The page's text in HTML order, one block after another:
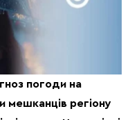
погоди на
мешканців регіону